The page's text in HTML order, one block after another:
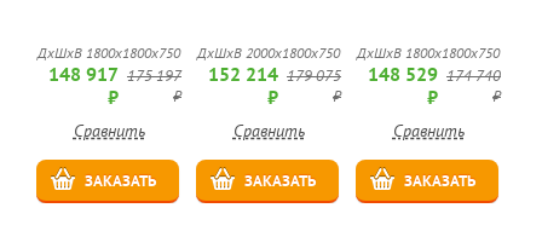
ДхШхВ 1800x1800x750
148 917
₽
175 197
₽
Сравнить
ЗАКАЗАТЬ
ДхШхВ 2000x1800x750
152 214
₽
179 075
₽
Сравнить
ЗАКАЗАТЬ
ДхШхВ 1800x1800x750
148 529
₽
174 740
₽
Сравнить
ЗАКАЗАТЬ